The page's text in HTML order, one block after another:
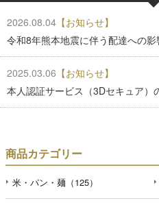
2026.08.04 【お知らせ】
令和8年熊本地震に伴う配達への影
2025.03.06 【お知らせ】
本人認証サービス（3Dセキュア）
商品カテゴリー
米・パン・麺（125）